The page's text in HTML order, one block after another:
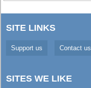
SITE LINKS
Support us Contact us
SITES WE LIKE